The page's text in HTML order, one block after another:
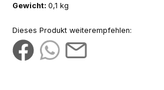
Gewicht: 0,1 kg
Dieses Produkt weiterempfehlen: